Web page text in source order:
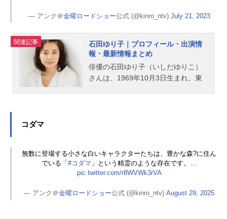
— アンク＠金曜ロードショー公式 (@kinro_ntv) July 21, 2023
関連記事
石田ゆり子｜プロフィール・出演情
報・最新情報まとめ
俳優の石田ゆり子（いしだゆりこ）
さんは、1969年10月3日生まれ、東
コダマ
無数に登場する小さな白いキャラクターたちは、豊かな森?に住ん
でいる「#コダマ 」という精霊のような存在です。…
pic.twitter.com/r8WVWk3rVA
— アンク＠金曜ロードショー公式 (@kinro_ntv)August 29, 2025